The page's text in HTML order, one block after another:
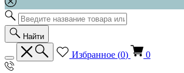
Найти
Избранное (0) 0